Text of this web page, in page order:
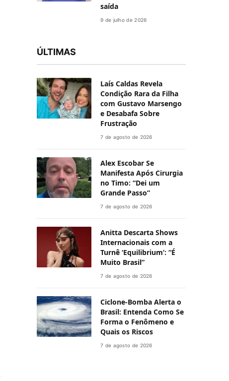
saída
9 de julho de 2026
ÚLTIMAS
Laís Caldas Revela
Condição Rara da Filha
com Gustavo Marsengo
e Desabafa Sobre
Frustração
7 de agosto de 2026
Alex Escobar Se
Manifesta Após Cirurgia
no Timo: “Dei um
Grande Passo”
7 de agosto de 2026
Anitta Descarta Shows
Internacionais com a
Turnê ‘Equilibrium’: “É
Muito Brasil”
7 de agosto de 2026
Ciclone-Bomba Alerta o
Brasil: Entenda Como Se
Forma o Fenômeno e
Quais os Riscos
7 de agosto de 2026